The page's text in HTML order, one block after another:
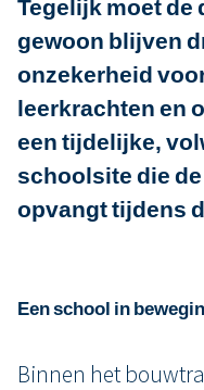
Tegelijk moet
gewoon blijven
onzekerheid
leerkrachten en
een tijdelijke,
schoolsite die
opvangt tijdens
Een school in
Binnen het